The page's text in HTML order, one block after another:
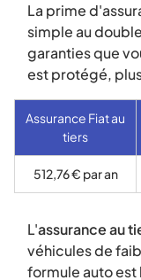
La prime
simple au
garanties que
est protégé,
Assurance Fiat au
tiers
512,76 € par an
L'assurance au
véhicules de
formule auto est